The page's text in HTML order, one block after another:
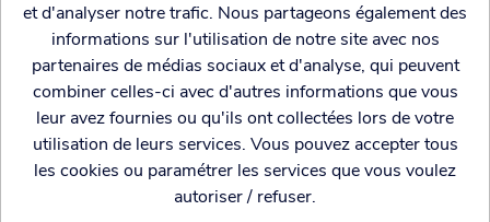
et d'analyser notre trafic. Nous partageons également des
informations sur l'utilisation de notre site avec nos
partenaires de médias sociaux et d'analyse, qui peuvent
combiner celles-ci avec d'autres informations que vous
leur avez fournies ou qu'ils ont collectées lors de votre
utilisation de leurs services. Vous pouvez accepter tous
les cookies ou paramétrer les services que vous voulez
autoriser / refuser.